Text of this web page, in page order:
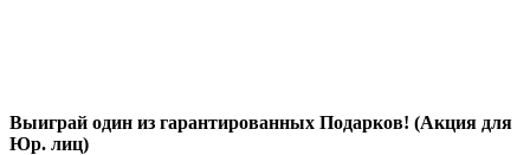
Выиграй один из гарантированных Подарков! (Акция для
Юр. лиц)